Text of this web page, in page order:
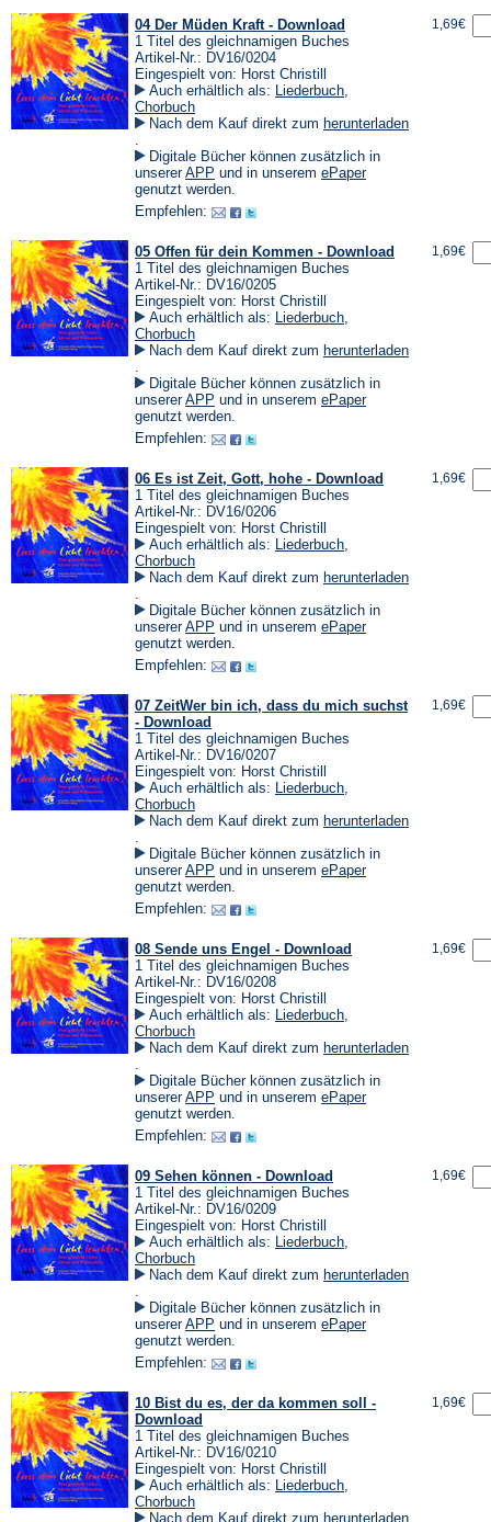
04 Der Müden Kraft - Download
1 Titel des gleichnamigen Buches
Artikel-Nr.: DV16/0204
Eingespielt von: Horst Christill
Auch erhältlich als: Liederbuch,
Chorbuch
Nach dem Kauf direkt zum herunterladen
in
einem
neuen
Tab)
.
Digitale Bücher können zusätzlich in
unsererAPP (Öffnet
in
neuen
und in unserem ePaper(Öffnet
genutzt werden.
Empfehlen:
1,69€
05 Offen für dein Kommen - Download
1 Titel des gleichnamigen Buches
Artikel-Nr.: DV16/0205
Eingespielt von: Horst Christill
Auch erhältlich als: Liederbuch,
Chorbuch
Nach dem Kauf direkt zum herunterladen
in
einem
neuen
Tab)
.
Digitale Bücher können zusätzlich in
unsererAPP (Öffnet
in
neuen
und in unserem ePaper(Öffnet
genutzt werden.
Empfehlen:
1,69€
06 Es ist Zeit, Gott, hohe - Download
1 Titel des gleichnamigen Buches
Artikel-Nr.: DV16/0206
Eingespielt von: Horst Christill
Auch erhältlich als: Liederbuch,
Chorbuch
Nach dem Kauf direkt zum herunterladen
in
einem
neuen
Tab)
.
Digitale Bücher können zusätzlich in
unsererAPP (Öffnet
in
neuen
und in unserem ePaper(Öffnet
genutzt werden.
Empfehlen:
1,69€
07 ZeitWer bin ich, dass du mich suchst
- Download
1 Titel des gleichnamigen Buches
Artikel-Nr.: DV16/0207
Eingespielt von: Horst Christill
Auch erhältlich als: Liederbuch,
Chorbuch
Nach dem Kauf direkt zum herunterladen
in
einem
neuen
Tab)
.
Digitale Bücher können zusätzlich in
unsererAPP (Öffnet
in
neuen
und in unserem ePaper(Öffnet
genutzt werden.
Empfehlen:
1,69€
08 Sende uns Engel - Download
1 Titel des gleichnamigen Buches
Artikel-Nr.: DV16/0208
Eingespielt von: Horst Christill
Auch erhältlich als: Liederbuch,
Chorbuch
Nach dem Kauf direkt zum herunterladen
in
einem
neuen
Tab)
.
Digitale Bücher können zusätzlich in
unsererAPP (Öffnet
in
neuen
und in unserem ePaper(Öffnet
genutzt werden.
Empfehlen:
1,69€
09 Sehen können - Download
1 Titel des gleichnamigen Buches
Artikel-Nr.: DV16/0209
Eingespielt von: Horst Christill
Auch erhältlich als: Liederbuch,
Chorbuch
Nach dem Kauf direkt zum herunterladen
in
einem
neuen
Tab)
.
Digitale Bücher können zusätzlich in
unsererAPP (Öffnet
in
neuen
und in unserem ePaper(Öffnet
genutzt werden.
Empfehlen:
1,69€
10 Bist du es, der da kommen soll -
Download
1 Titel des gleichnamigen Buches
Artikel-Nr.: DV16/0210
Eingespielt von: Horst Christill
Auch erhältlich als: Liederbuch,
Chorbuch
Nach dem Kauf direkt zum herunterladen
1,69€